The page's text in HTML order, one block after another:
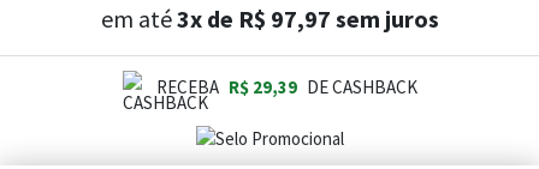
em até3x de R$ 97,97 sem juros
RECEBA R$ 29,39 DE CASHBACK